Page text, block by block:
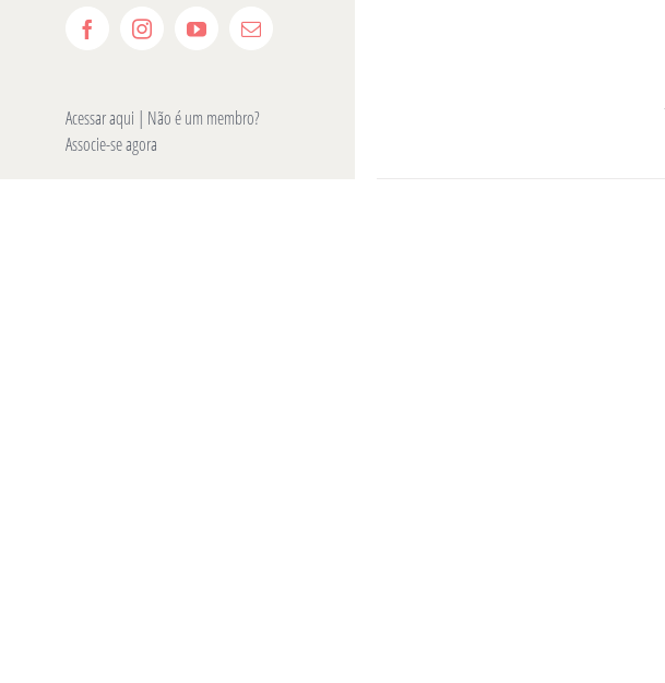
FacebookInstagramYouTube
E-
Acessar aqui | Não é um membro?
Associe-se agora